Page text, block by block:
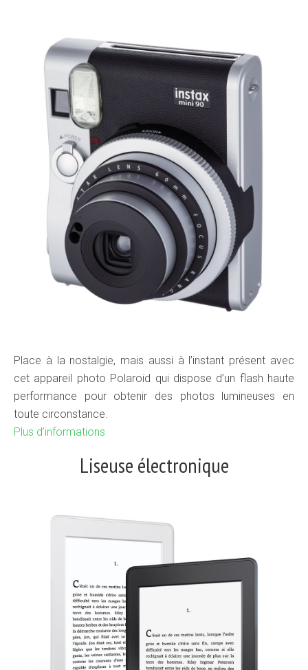
Place à la nostalgie, mais aussi à l’instant présent avec
cet appareil photo Polaroid qui dispose d’un flash haute
performance pour obtenir des photos lumineuses en
toute circonstance.
Plus d’informations
Liseuse électronique